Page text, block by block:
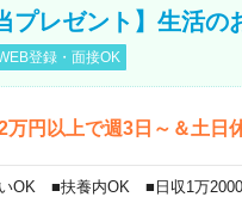
プレゼント】生活の
登録・面接OK
円以上で週3日～＆土日
OK ■扶養内OK ■日収1万